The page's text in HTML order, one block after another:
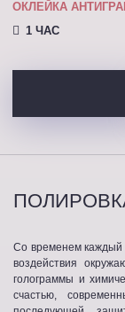
ОКЛЕЙКА
1 ЧАС
Со временем каждый
воздействия
голограммы и
счастью,